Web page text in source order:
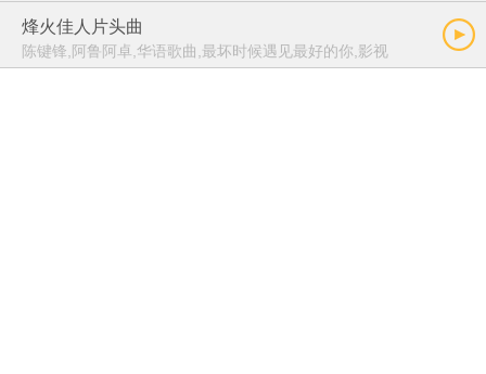
烽火佳人片头曲
陈键锋,阿鲁阿卓,华语歌曲,最坏时候遇见最好的你,影视